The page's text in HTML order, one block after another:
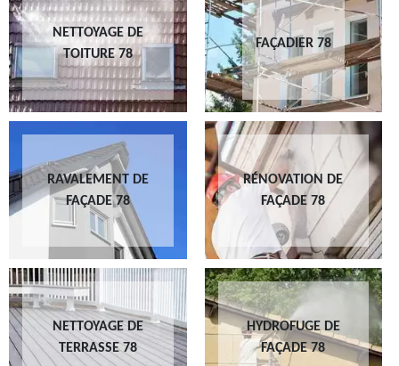
NETTOYAGE DE
TOITURE 78
FAÇADIER 78
RAVALEMENT DE
FAÇADE 78
RÉNOVATION DE
FAÇADE 78
NETTOYAGE DE
TERRASSE 78
HYDROFUGE DE
FAÇADE 78